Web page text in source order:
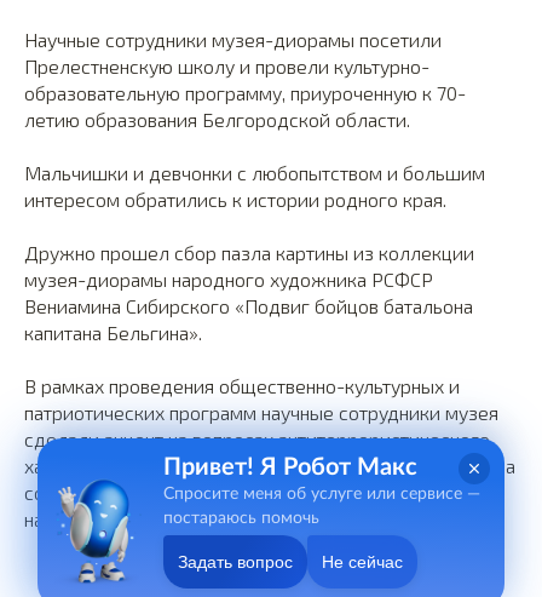
Научные сотрудники музея-диорамы посетили
Прелестненскую школу и провели культурно-
образовательную программу, приуроченную к 70-
летию образования Белгородской области.
Мальчишки и девчонки с любопытством и большим
интересом обратились к истории родного края.
Дружно прошел сбор пазла картины из коллекции
музея-диорамы народного художника РСФСР
Вениамина Сибирского «Подвиг бойцов батальона
капитана Бельгина».
В рамках проведения общественно-культурных и
патриотических программ научные сотрудники музея
сделали акцент на вопросах антитеррористического
характера, разъяснили школьникам ответственность за
совершение преступлений террористический
направленности
Привет! Я Робот Макс
Спросите меня об услуге или сервисе —
постараюсь помочь
Задать вопрос Не сейчас